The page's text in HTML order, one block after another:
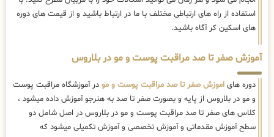
استفاده از راه های ارتباطی مختلف با ما در ارتباط باشید و از قیمت های دوره
های اسکین کر آگاه باشید.
آموزش صفر تا صد مراقبت پوست و مو در بلاروس
دوره های اموزش صفر تا صد مراقبت پوست و مو در آموزشگاه مراقبت پوست
و مو در بلاروس از پایه و بصورت صفر تا صد به هنرجو آموزش داده میشود ،
کلاس های صفر تا صد مراقبت پوست و مو در بلاروس در اصل شامل دو
سطح آموزش مقدماتی و آموزش تخصصی و آموزش تکمیلی میشود که